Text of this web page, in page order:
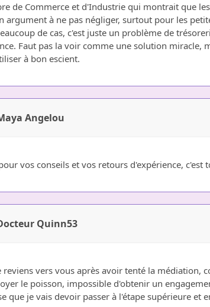
de Commerce et d'Industrie qui montrait que
argument à ne pas négliger, surtout pour les
de cas, c'est juste un problème de
Faut pas la voir comme une solution miracle,
à bon escient.
Angelou
vos conseils et vos retours d'expérience, c'est
Quinn53
reviens vers vous après avoir tenté la médiation,
le poisson, impossible d'obtenir un
que je vais devoir passer à l'étape supérieure